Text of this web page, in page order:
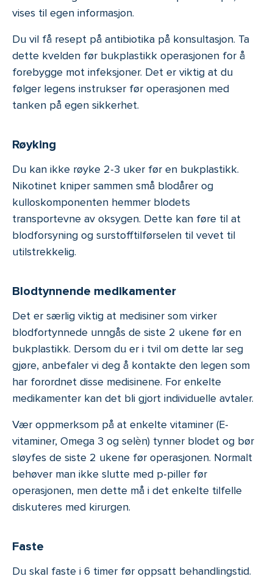
vises til egen informasjon.
Du vil få resept på antibiotika på konsultasjon. Ta
dette kvelden før bukplastikk operasjonen for å
forebygge mot infeksjoner. Det er viktig at du
følger legens instrukser før operasjonen med
tanken på egen sikkerhet.
Røyking
Du kan ikke røyke 2-3 uker før en bukplastikk.
Nikotinet kniper sammen små blodårer og
kulloskomponenten hemmer blodets
transportevne av oksygen. Dette kan føre til at
blodforsyning og surstofftilførselen til vevet til
utilstrekkelig.
Blodtynnende medikamenter
Det er særlig viktig at medisiner som virker
blodfortynnede unngås de siste 2 ukene før en
bukplastikk. Dersom du er i tvil om dette lar seg
gjøre, anbefaler vi deg å kontakte den legen som
har forordnet disse medisinene. For enkelte
medikamenter kan det bli gjort individuelle avtaler.
Vær oppmerksom på at enkelte vitaminer (E-
vitaminer, Omega 3 og selèn) tynner blodet og bør
sløyfes de siste 2 ukene før operasjonen. Normalt
behøver man ikke slutte med p-piller før
operasjonen, men dette må i det enkelte tilfelle
diskuteres med kirurgen.
Faste
Du skal faste i 6 timer før oppsatt behandlingstid.